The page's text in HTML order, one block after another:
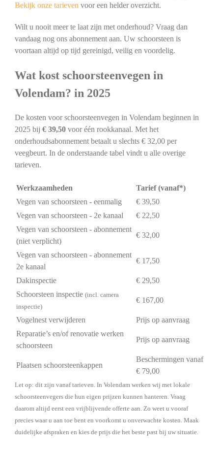
Bekijk onze tarieven voor een helder overzicht.
Wilt u nooit meer te laat zijn met onderhoud? Vraag dan
vandaag nog ons abonnement aan. Uw schoorsteen is
voortaan altijd op tijd gereinigd, veilig en voordelig.
Wat kost schoorsteenvegen in
Volendam? in 2025
De kosten voor schoorsteenvegen in Volendam beginnen in
2025 bij € 39,50voor één rookkanaal. Met het
onderhoudsabonnement betaalt u slechts € 32,00 per
veegbeurt. In de onderstaande tabel vindt u alle overige
tarieven.
Werkzaamheden
Tarief (vanaf*)
Vegen van schoorsteen - eenmalig
€ 39,50
Vegen van schoorsteen - 2e kanaal
€ 22,50
Vegen van schoorsteen - abonnement
(niet verplicht)
€ 32,00
Vegen van schoorsteen - abonnement
2e kanaal
€ 17,50
Dakinspectie
€ 29,50
Schoorsteen inspectie (incl. camera
inspectie)
€ 167,00
Vogelnest verwijderen
Prijs op aanvraag
Reparatie’s en/of renovatie werken
schoorsteen
Prijs op aanvraag
Plaatsen schoorsteenkappen
Beschermingen vanaf
€ 79,00
Let op: dit zijn vanaf tarieven. In Volendam werken wij met lokale
schoorsteenvegers die hun eigen prijzen kunnen hanteren. Vraag
daarom altijd eerst een vrijblijvende offerte aan. Zo weet u vooraf
precies waar u aan toe bent en voorkomt u onverwachte kosten. Maak
duidelijke afspraken en kies de prijs die het beste past bij uw situatie.